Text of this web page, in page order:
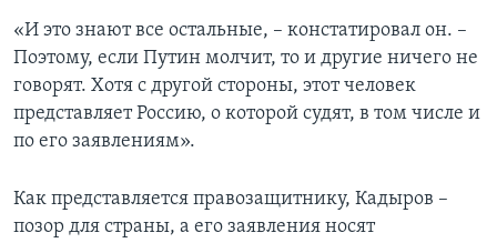
«И это знают все остальные, – констатировал он. –
Поэтому, если Путин молчит, то и другие ничего не
говорят. Хотя с другой стороны, этот человек
представляет Россию, о которой судят, в том числе и
по его заявлениям».
Как представляется правозащитнику, Кадыров –
позор для страны, а его заявления носят